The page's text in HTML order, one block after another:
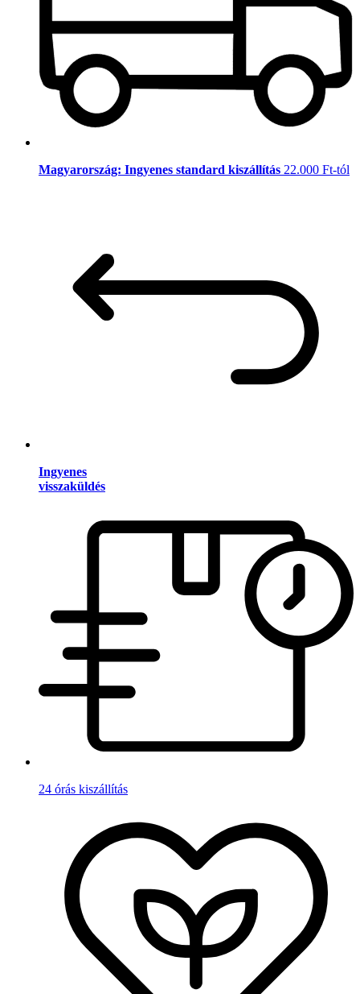
Magyarország: Ingyenes standard kiszállítás 22.000 Ft-tól
Ingyenes
visszaküldés
24 órás kiszállítás